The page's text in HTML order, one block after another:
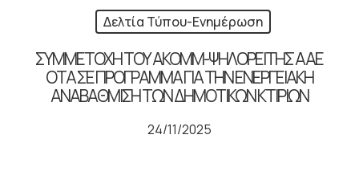
Δελτία Τύπου-Ενημέρωση
ΣΥΜΜΕΤΟΧΗ ΤΟΥ ΑΚΟΜΜ-ΨΗΛΟΡΕΙΤΗΣ ΑΑΕ
ΟΤΑ ΣΕ ΠΡΟΓΡΑΜΜΑ ΓΙΑ ΤΗΝ ΕΝΕΡΓΕΙΑΚΗ
ΑΝΑΒΑΘΜΙΣΗ ΤΩΝ ΔΗΜΟΤΙΚΩΝ ΚΤΙΡΙΩΝ
24/11/2025